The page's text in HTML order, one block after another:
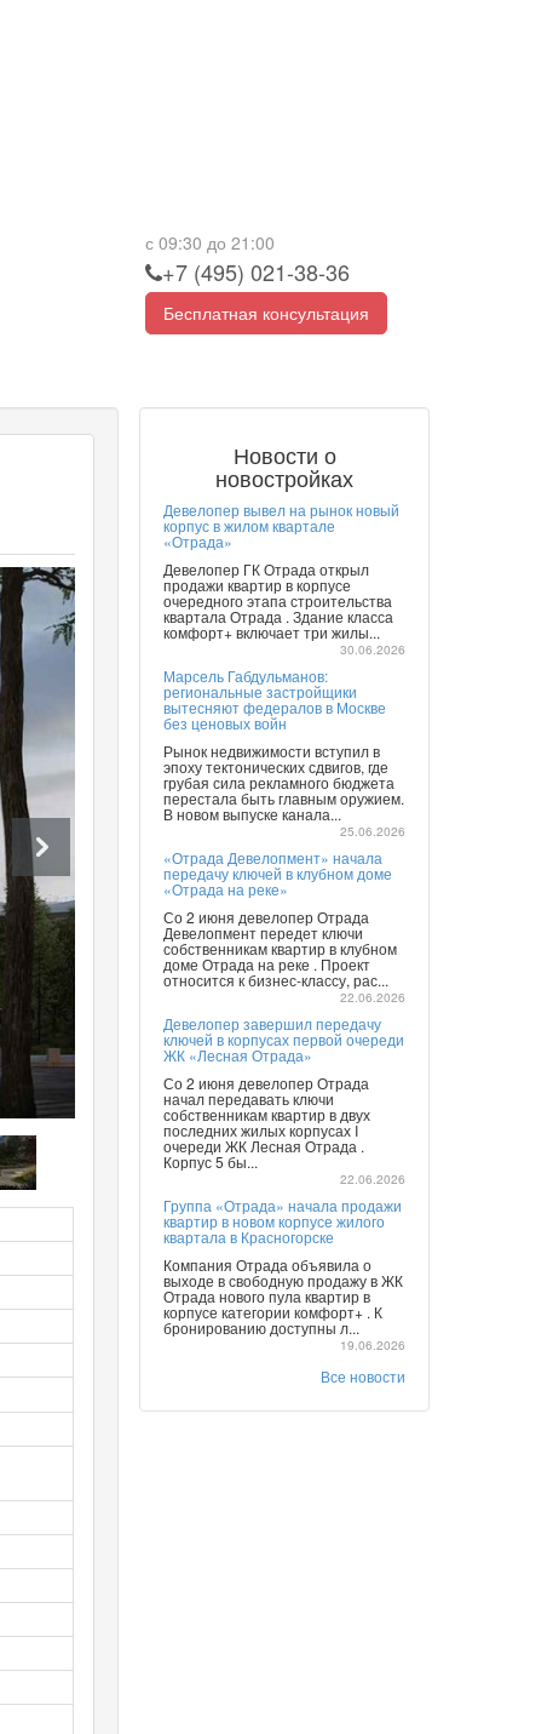
с 09:30 до 21:00
+7 (495) 021-38-36
Бесплатная консультация
Новости о
новостройках
Девелопер вывел на рынок новый
корпус в жилом квартале
«Отрада»
Девелопер ГК Отрада открыл
продажи квартир в корпусе
очередного этапа строительства
квартала Отрада . Здание класса
комфорт+ включает три жилы...
30.06.2026
Марсель Габдульманов:
региональные застройщики
вытесняют федералов в Москве
без ценовых войн
Рынок недвижимости вступил в
эпоху тектонических сдвигов, где
грубая сила рекламного бюджета
перестала быть главным оружием.
В новом выпуске канала...
25.06.2026
«Отрада Девелопмент» начала
передачу ключей в клубном доме
«Отрада на реке»
Со 2 июня девелопер Отрада
Девелопмент передет ключи
собственникам квартир в клубном
доме Отрада на реке . Проект
относится к бизнес-классу, рас...
22.06.2026
Девелопер завершил передачу
ключей в корпусах первой очереди
ЖК «Лесная Отрада»
Со 2 июня девелопер Отрада
начал передавать ключи
собственникам квартир в двух
последних жилых корпусах I
очереди ЖК Лесная Отрада .
Корпус 5 бы...
22.06.2026
Группа «Отрада» начала продажи
квартир в новом корпусе жилого
квартала в Красногорске
Компания Отрада объявила о
выходе в свободную продажу в ЖК
Отрада нового пула квартир в
корпусе категории комфорт+ . К
бронированию доступны л...
19.06.2026
Все новости